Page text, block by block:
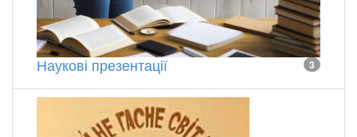
Наукові презентації 3